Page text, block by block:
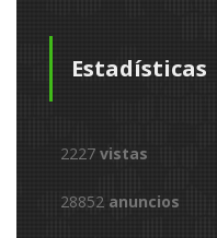
Estadísticas
2227 vistas
28852 anuncios